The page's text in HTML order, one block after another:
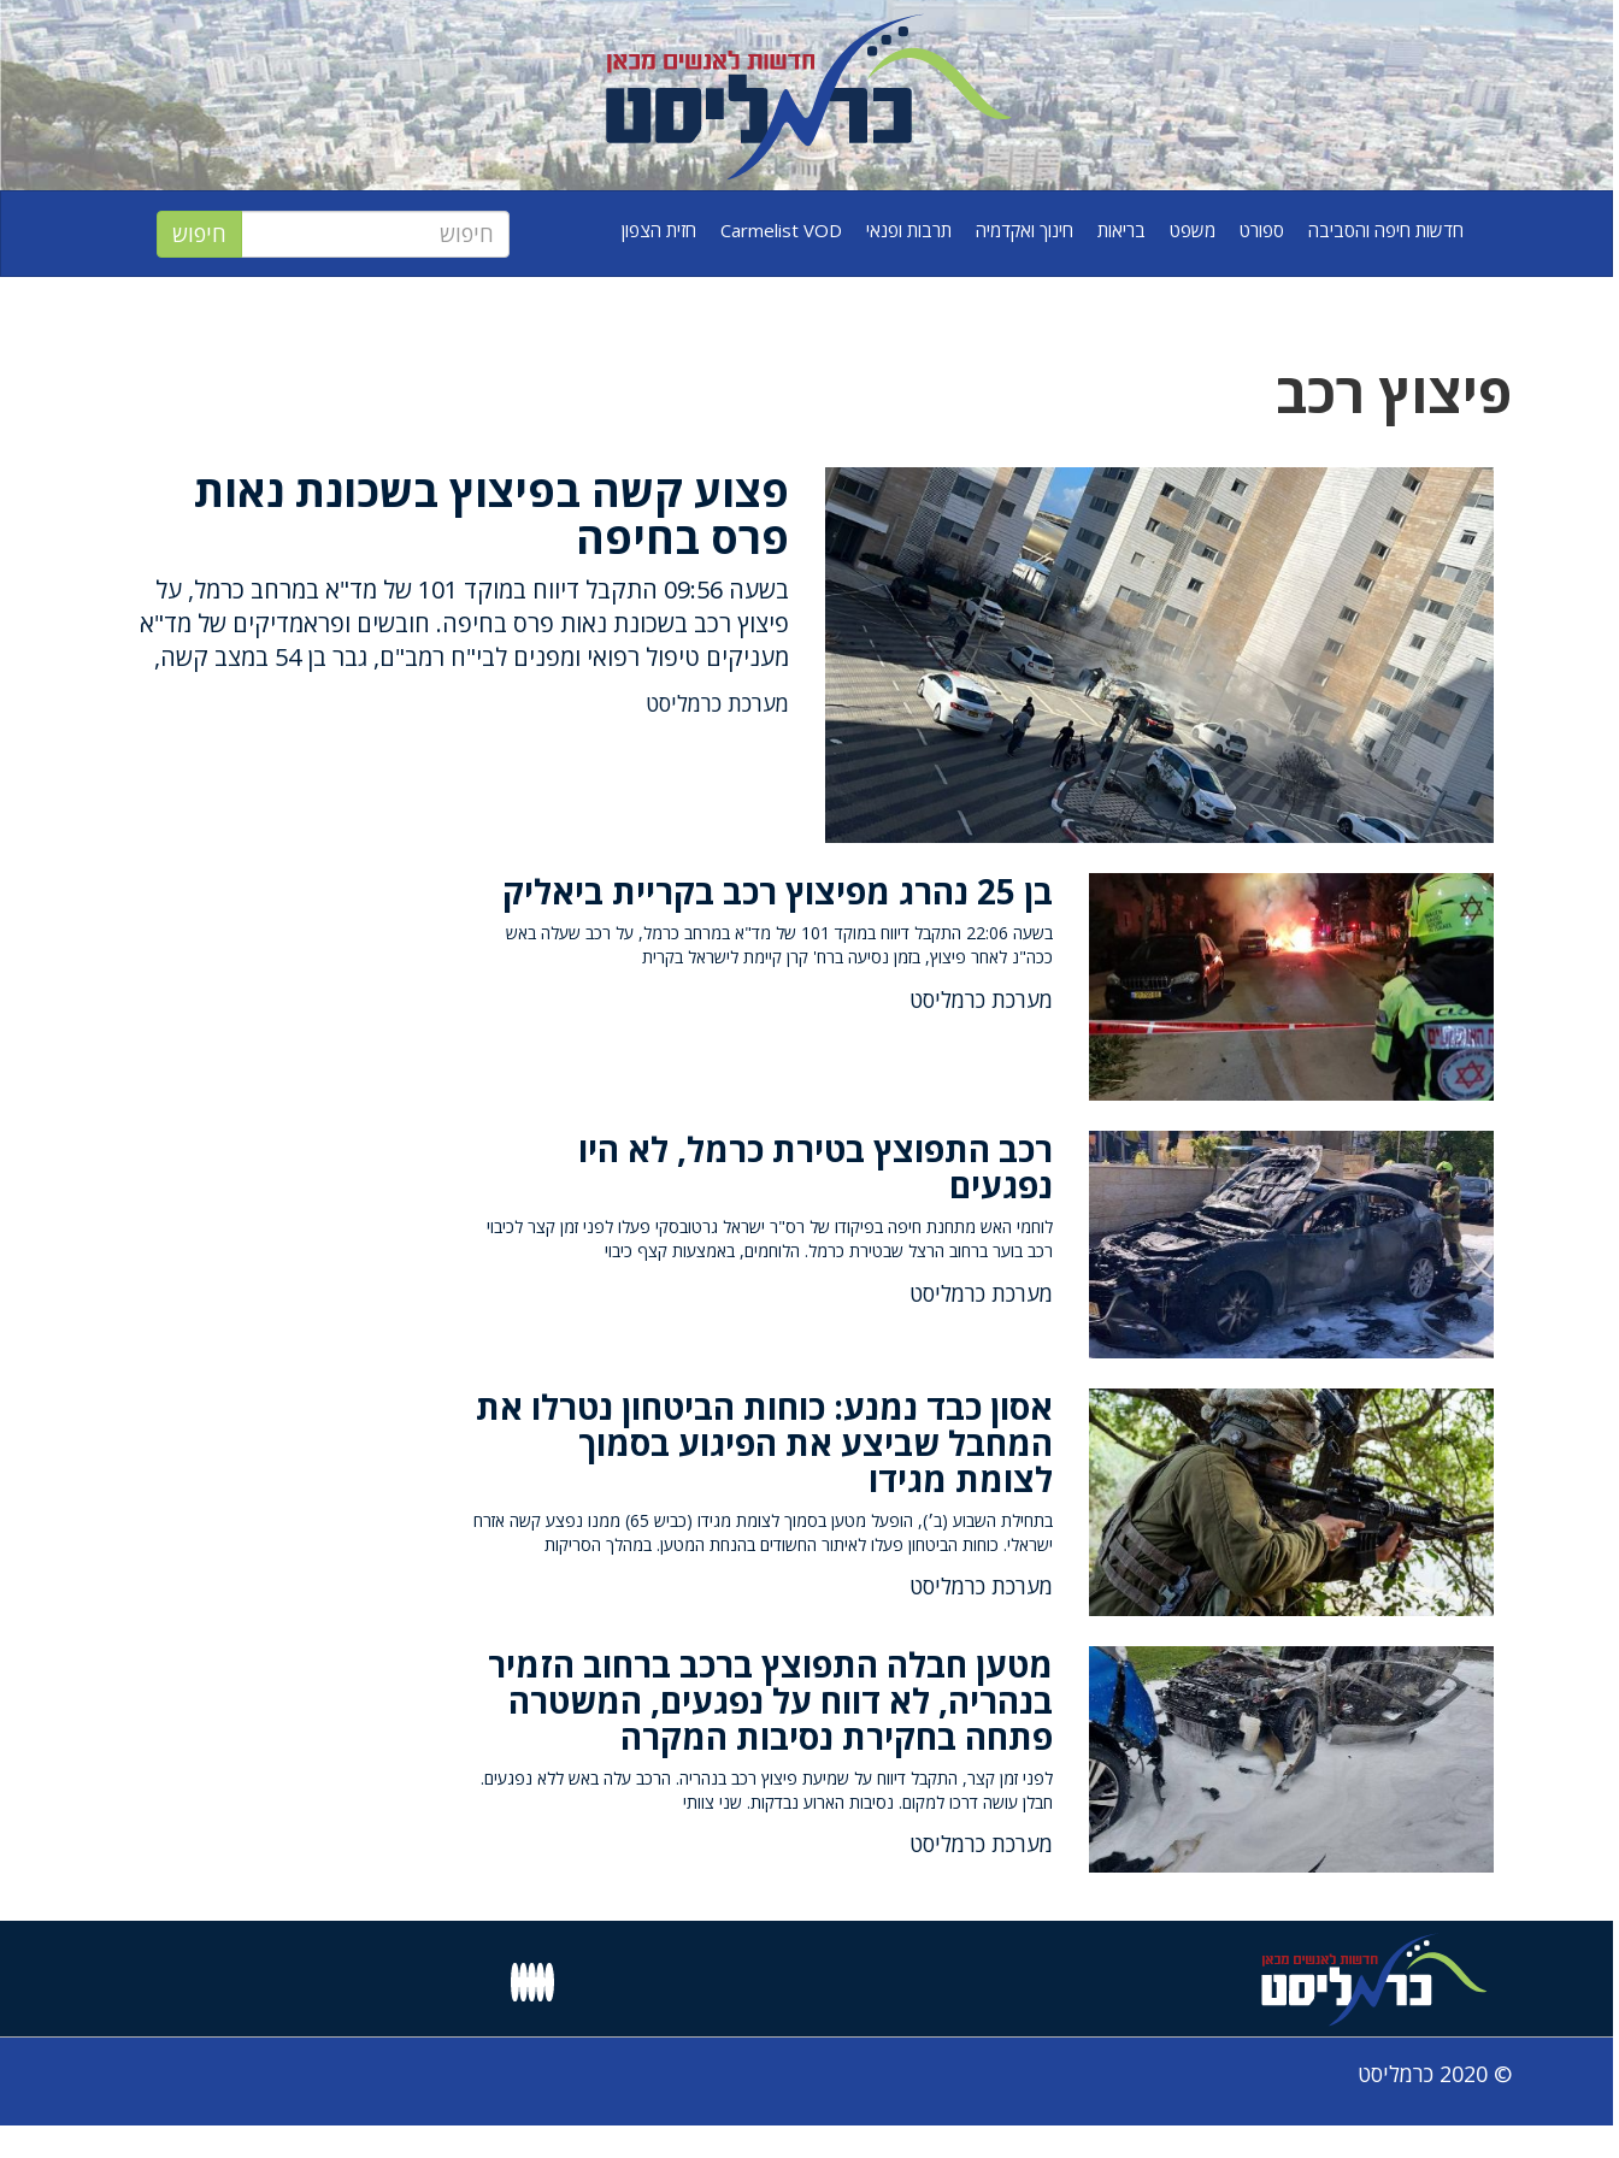
חדשות חיפה והסביבה ספורט משפט בריאות חינוך ואקדמיה תרבות ופנאי Carmelist VOD חזית הצפון
פיצוץ רכב
פצוע קשה בפיצוץ בשכונת נאות
פרס בחיפה
בשעה 09:56 התקבל דיווח במוקד 101 של מד"א במרחב כרמל, על
פיצוץ רכב בשכונת נאות פרס בחיפה. חובשים ופראמדיקים של מד"א
מעניקים טיפול רפואי ומפנים לבי"ח רמב"ם, גבר בן 54 במצב קשה,
מערכת כרמליסט
בן 25 נהרג מפיצוץ רכב בקריית ביאליק
בשעה 22:06 התקבל דיווח במוקד 101 של מד"א במרחב כרמל, על רכב שעלה באש
ככה"נ לאחר פיצוץ, בזמן נסיעה ברח' קרן קיימת לישראל בקרית
מערכת כרמליסט
רכב התפוצץ בטירת כרמל, לא היו
נפגעים
לוחמי האש מתחנת חיפה בפיקודו של רס"ר ישראל גרטובסקי פעלו לפני זמן קצר לכיבוי
רכב בוער ברחוב הרצל שבטירת כרמל. הלוחמים, באמצעות קצף כיבוי
מערכת כרמליסט
אסון כבד נמנע: כוחות הביטחון נטרלו את
המחבל שביצע את הפיגוע בסמוך
לצומת מגידו
בתחילת השבוע (ב׳), הופעל מטען בסמוך לצומת מגידו (כביש 65) ממנו נפצע קשה אזרח
ישראלי. כוחות הביטחון פעלו לאיתור החשודים בהנחת המטען. במהלך הסריקות
מערכת כרמליסט
מטען חבלה התפוצץ ברכב ברחוב הזמיר
בנהריה, לא דווח על נפגעים, המשטרה
פתחה בחקירת נסיבות המקרה
לפני זמן קצר, התקבל דיווח על שמיעת פיצוץ רכב בנהריה. הרכב עלה באש ללא נפגעים.
חבלן עושה דרכו למקום. נסיבות הארוע נבדקות. שני צוותי
מערכת כרמליסט
© 2020 כרמליסט